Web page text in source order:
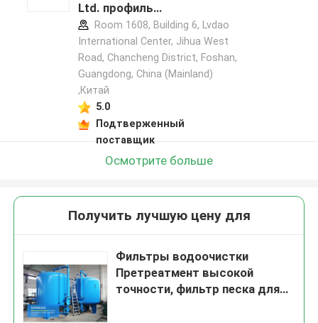
Ltd. профиль
производителя
Room 1608, Building 6, Lvdao
International Center, Jihua West
Road, Chancheng District, Foshan,
Guangdong, China (Mainland)
,Китай
5.0
Подтверженный
поставщик
Осмотрите больше
Получить лучшую цену для
Фильтры водоочистки
Претреатмент высокой
точности, фильтр песка для